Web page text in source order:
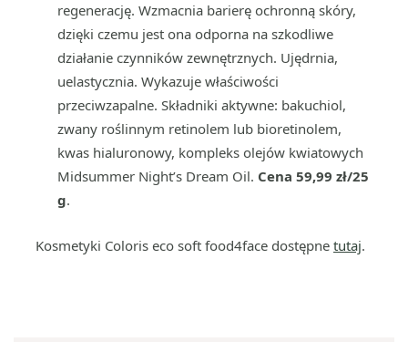
regenerację. Wzmacnia barierę ochronną skóry,
dzięki czemu jest ona odporna na szkodliwe
działanie czynników zewnętrznych. Ujędrnia,
uelastycznia. Wykazuje właściwości
przeciwzapalne. Składniki aktywne: bakuchiol,
zwany roślinnym retinolem lub bioretinolem,
kwas hialuronowy, kompleks olejów kwiatowych
Midsummer Night’s Dream Oil. Cena 59,99 zł/25
g.
Kosmetyki Coloris eco soft food4face dostępne tutaj.